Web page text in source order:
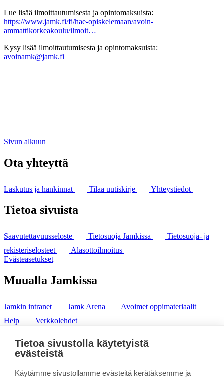
Lue lisää ilmoittautumisesta ja opintomaksuista:
https://www.jamk.fi/fi/hae-opiskelemaan/avoin-
ammattikorkeakoulu/ilmoit…
Kysy lisää ilmoittautumisesta ja opintomaksuista:
avoinamk@jamk.fi
Sivun alkuun
Ota yhteyttä
Laskutus ja hankinnat Tilaa uutiskirje Yhteystiedot
Tietoa sivuista
Saavutettavuusseloste Tietosuoja Jamkissa
Tietosuoja- ja
rekisteriselosteet
Alasottoilmoitus
Evästeasetukset
Muualla Jamkissa
Jamkin intranet Jamk Arena
Avoimet oppimateriaalit
Help
Verkkolehdet
puh. +358 20 743 8100
fax. +358 14 449 9694
Tietoa sivustolla käytetyistä
evästeistä
Käytämme sivustollamme evästeitä kerätäksemme ja